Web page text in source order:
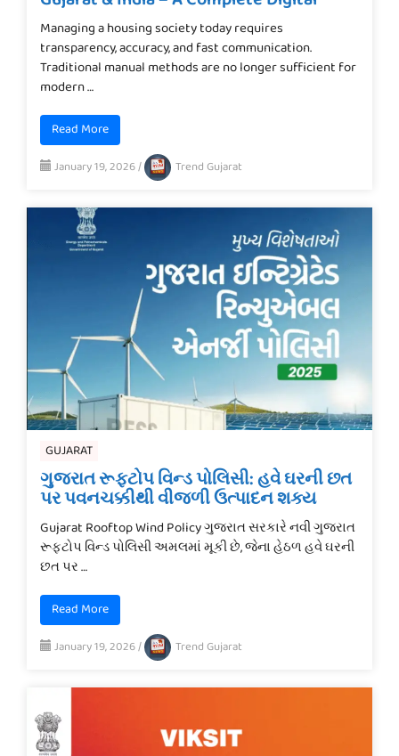
Managing a housing society today requires
transparency, accuracy, and fast communication.
Traditional manual methods are no longer sufficient for
modern …
Read More
January 19, 2026/ Trend Gujarat
GUJARAT
ગુજરાત રૂફટોપ વિન્ડ પોલિસી: હવે ઘરની છત
પર પવનચક્કીથી વીજળી ઉત્પાદન શક્ય
Gujarat Rooftop Wind Policy ગુજરાત સરકારે નવી ગુજરાત
રૂફટોપ વિન્ડ પોલિસી અમલમાં મૂકી છે, જેના હેઠળ હવે ઘરની
છત પર …
Read More
January 19, 2026/ Trend Gujarat